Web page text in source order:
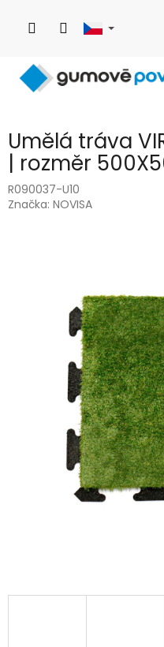
obsah
Umělá tráva
| rozměr
R090037-U10
Značka: NOVISA